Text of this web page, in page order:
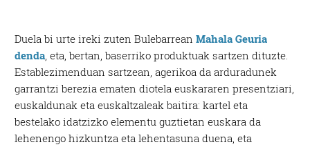
Duela bi urte ireki zuten BulebarreanMahala Geuria
denda, eta, bertan, baserriko produktuak sartzen dituzte.
Establezimenduan sartzean, agerikoa da arduradunek
garrantzi berezia ematen diotela euskararen presentziari,
euskaldunak eta euskaltzaleak baitira: kartel eta
bestelako idatzizko elementu guztietan euskara da
lehenengo hizkuntza eta lehentasuna duena, eta